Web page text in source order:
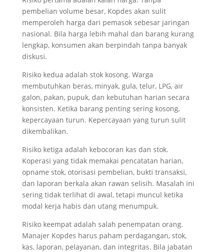
pembelian volume besar, Kopdes akan sulit
memperoleh harga dari pemasok sebesar jaringan
nasional. Bila harga lebih mahal dan barang kurang
lengkap, konsumen akan berpindah tanpa banyak
diskusi.
Risiko kedua adalah stok kosong. Warga
membutuhkan beras, minyak, gula, telur, LPG, air
galon, pakan, pupuk, dan kebutuhan harian secara
konsisten. Ketika barang penting sering kosong,
kepercayaan turun. Kepercayaan yang turun sulit
dikembalikan.
Risiko ketiga adalah kebocoran kas dan stok.
Koperasi yang tidak memakai pencatatan harian,
opname stok, otorisasi pembelian, bukti transaksi,
dan laporan berkala akan rawan selisih. Masalah ini
sering tidak terlihat di awal, tetapi muncul ketika
modal kerja habis dan utang menumpuk.
Risiko keempat adalah salah penempatan orang.
Manajer Kopdes harus paham perdagangan, stok,
kas, laporan, pelayanan, dan integritas. Bila jabatan